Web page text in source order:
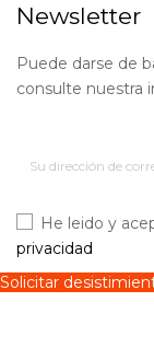
Newsletter
Puede darse de
consulte nuestra
He leido y
privacidad
Solicitar